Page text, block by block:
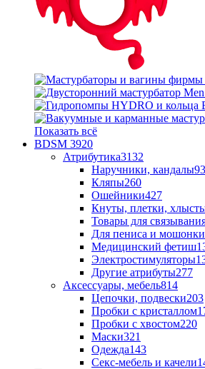
Показать всё
BDSM 3920
Атрибутика3132
Наручники, кандалы
Кляпы260
Ошейники427
Кнуты, плетки,
Товары для
Для пениса и мошонки
Медицинский фетиш
Электростимуляторы
Другие атрибуты277
Аксессуары, мебель814
Цепочки, подвески203
Пробки с кристаллом
Пробки с хвостом220
Маски321
Одежда143
Секс-мебель и качели